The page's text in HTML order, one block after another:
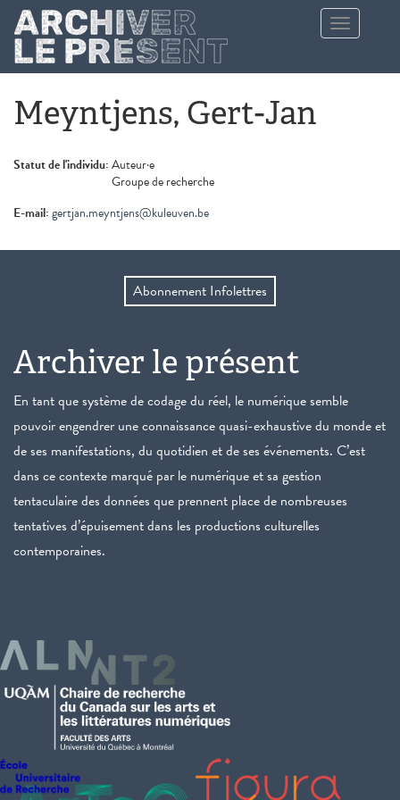
Aller au contenu principal
Toggle
navigation
Meyntjens, Gert-Jan
Statut de l'individu:Auteur·e
Groupe de recherche
E-mail:gertjan.meyntjens@kuleuven.be
Abonnement Infolettres
Archiver le présent
En tant que système de codage du réel, le numérique semble
pouvoir engendrer une connaissance quasi-exhaustive du monde et
de ses manifestations, du quotidien et de ses événements. C’est
dans ce contexte marqué par le numérique et sa gestion
tentaculaire des données que prennent place de nombreuses
tentatives d’épuisement dans les productions culturelles
contemporaines.